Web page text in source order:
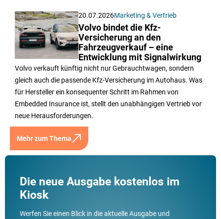
20.07.2026Marketing & Vertrieb
Volvo bindet die Kfz-
Versicherung an den
Fahrzeugverkauf – eine
Entwicklung mit Signalwirkung
Volvo verkauft künftig nicht nur Gebrauchtwagen, sondern
gleich auch die passende Kfz-Versicherung im Autohaus. Was
für Hersteller ein konsequenter Schritt im Rahmen von
Embedded Insurance ist, stellt den unabhängigen Vertrieb vor
neue Herausforderungen.
Mehr zum Thema
Die neue Ausgabe kostenlos im
Kiosk
Werfen Sie einen Blick in die aktuelle Ausgabe und